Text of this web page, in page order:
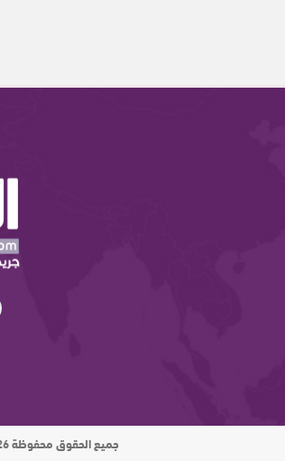
جميع الحقوق محفوظة 2026 © / عدد الزوار اليومي : 15 ألف